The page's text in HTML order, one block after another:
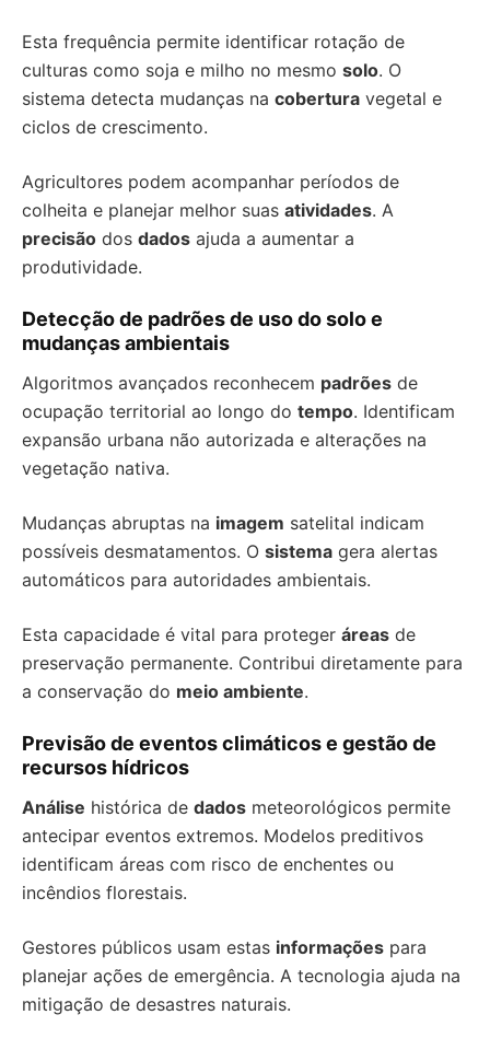
Esta frequência permite identificar rotação de
culturas como soja e milho no mesmo solo. O
sistema detecta mudanças na cobertura vegetal e
ciclos de crescimento.
Agricultores podem acompanhar períodos de
colheita e planejar melhor suas atividades. A
precisão dos dados ajuda a aumentar a
produtividade.
Detecção de padrões de uso do solo e
mudanças ambientais
Algoritmos avançados reconhecem padrões de
ocupação territorial ao longo do tempo. Identificam
expansão urbana não autorizada e alterações na
vegetação nativa.
Mudanças abruptas na imagem satelital indicam
possíveis desmatamentos. O sistema gera alertas
automáticos para autoridades ambientais.
Esta capacidade é vital para proteger áreas de
preservação permanente. Contribui diretamente para
a conservação do meio ambiente.
Previsão de eventos climáticos e gestão de
recursos hídricos
Análise histórica de dados meteorológicos permite
antecipar eventos extremos. Modelos preditivos
identificam áreas com risco de enchentes ou
incêndios florestais.
Gestores públicos usam estas informações para
planejar ações de emergência. A tecnologia ajuda na
mitigação de desastres naturais.